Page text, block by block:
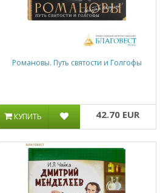
Романовы. Путь святости и Голгофы
КУПИТЬ 42.70 EUR